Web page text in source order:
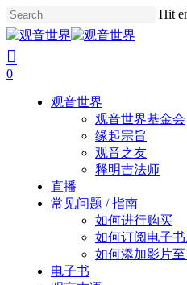
Skip
to
main
content
Hit
Close
Search
search
account
0
观音世界
观音世界基金会
缘起宗旨
观音之友
释明吉法师
直播
常见问题 / 指南
如何进行购买
如何订阅电子
如何添加影片至
电子书